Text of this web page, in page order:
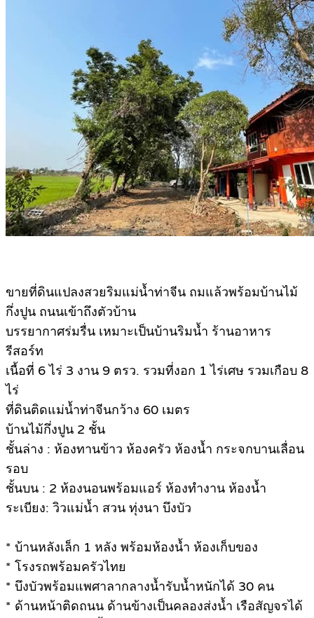
ขายที่ดินแปลงสวยริมแม่น้ำท่าจีน ถมแล้วพร้อมบ้านไม้
กึ่งปูน ถนนเข้าถึงตัวบ้าน
บรรยากาศร่มรื่น เหมาะเป็นบ้านริมน้ำ ร้านอาหาร
รีสอร์ท
เนื้อที่ 6 ไร่ 3 งาน 9 ตรว. รวมที่งอก 1 ไร่เศษ รวมเกือบ 8
ไร่
ที่ดินติดแม่น้ำท่าจีนกว้าง 60 เมตร
บ้านไม้กึ่งปูน 2 ชั้น
ชั้นล่าง : ห้องทานข้าว ห้องครัว ห้องน้ำ กระจกบานเลื่อน
รอบ
ชั้นบน : 2 ห้องนอนพร้อมแอร์ ห้องทำงาน ห้องน้ำ
ระเบียง: วิวแม่น้ำ สวน ทุ่งนา บึงบัว
* บ้านหลังเล็ก 1 หลัง พร้อมห้องน้ำ ห้องเก็บของ
* โรงรถพร้อมครัวไทย
* บึงบัวพร้อมแพศาลากลางน้ำรับน้ำหนักได้ 30 คน
* ด้านหน้าติดถนน ด้านข้างเป็นคลองส่งน้ำ เรือสัญจรได้